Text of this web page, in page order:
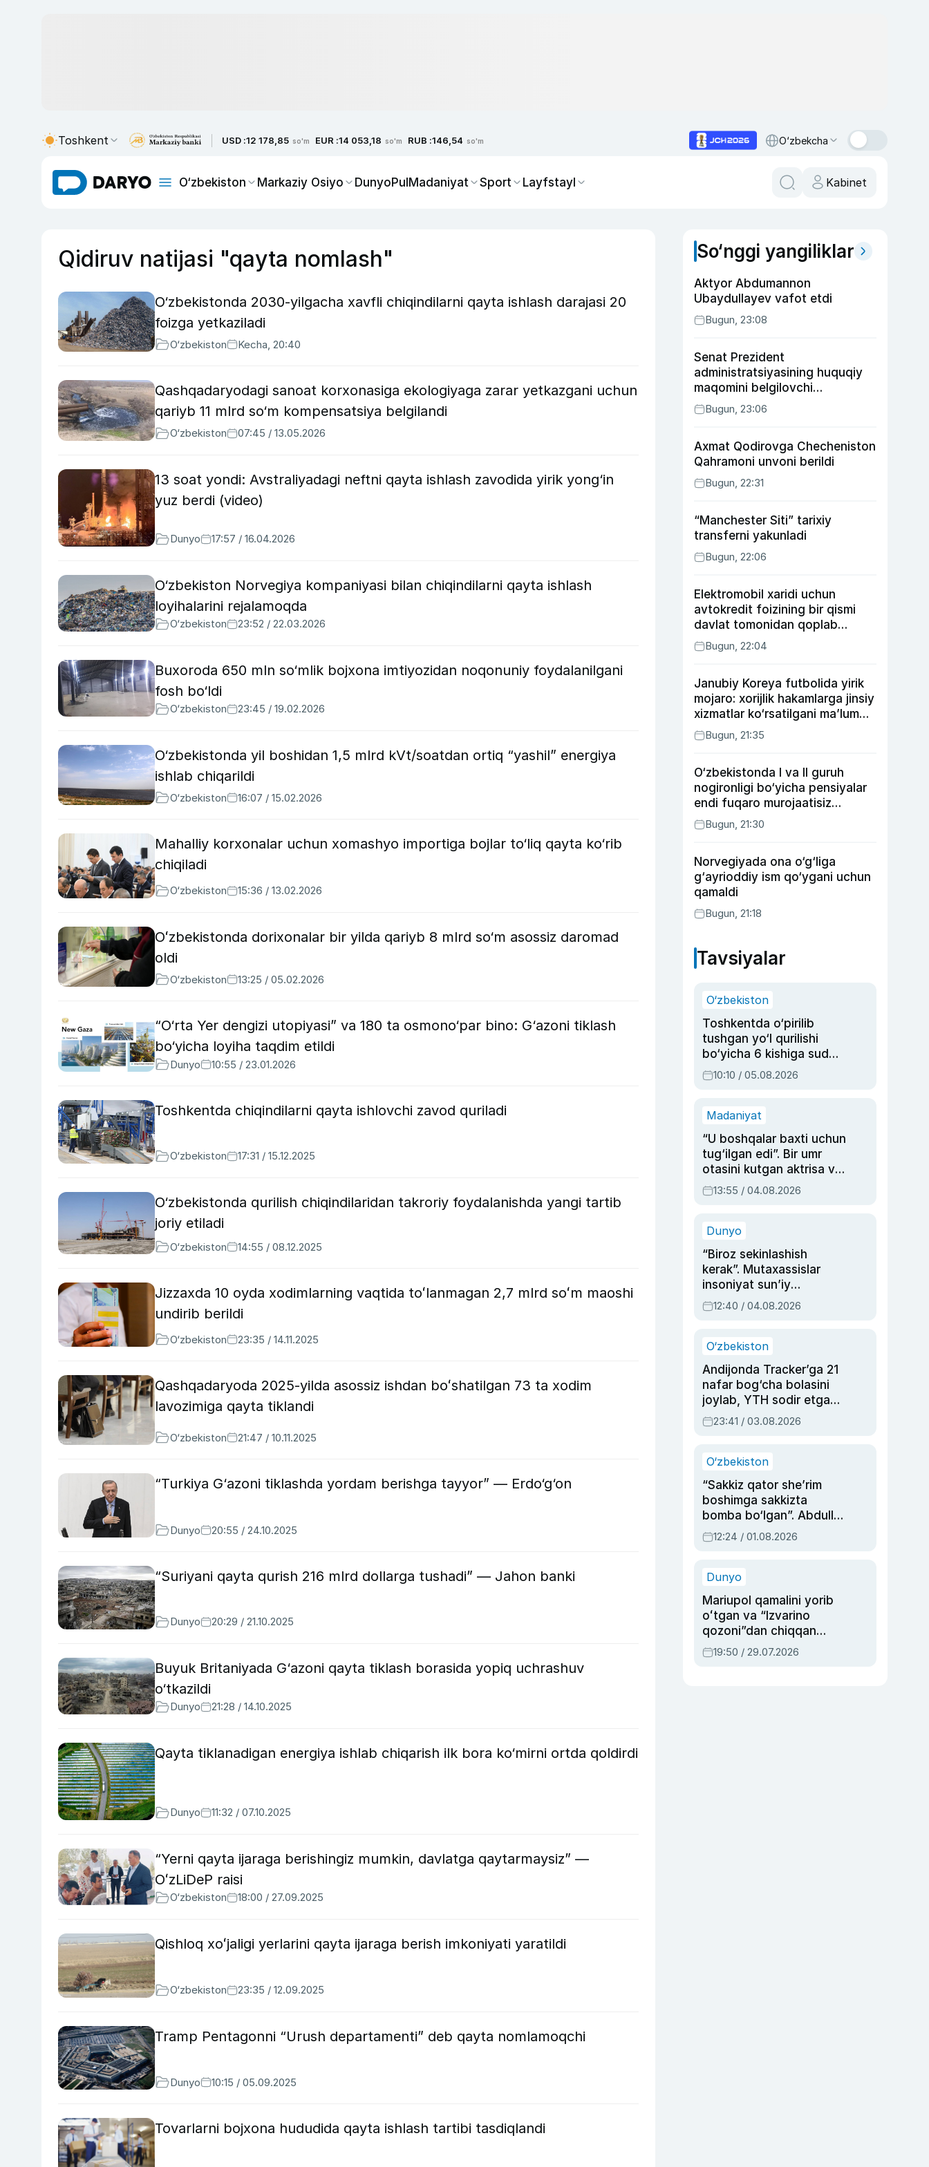
Toshkent USD :12 178,85 so'm EUR :14 053,18 so'm RUB :146,54 so'm O‘zbekcha
O‘zbekiston Markaziy Osiyo DunyoPulMadaniyat Sport Layfstayl Kabinet
Qidiruv natijasi "qayta nomlash"
O‘zbekistonda 2030-yilgacha xavfli chiqindilarni qayta ishlash darajasi 20
foizga yetkaziladi
O‘zbekiston Kecha, 20:40
Qashqadaryodagi sanoat korxonasiga ekologiyaga zarar yetkazgani uchun
qariyb 11 mlrd so‘m kompensatsiya belgilandi
O‘zbekiston 07:45 / 13.05.2026
13 soat yondi: Avstraliyadagi neftni qayta ishlash zavodida yirik yong‘in
yuz berdi (video)
Dunyo 17:57 / 16.04.2026
O‘zbekiston Norvegiya kompaniyasi bilan chiqindilarni qayta ishlash
loyihalarini rejalamoqda
O‘zbekiston 23:52 / 22.03.2026
Buxoroda 650 mln so‘mlik bojxona imtiyozidan noqonuniy foydalanilgani
fosh bo‘ldi
O‘zbekiston 23:45 / 19.02.2026
O‘zbekistonda yil boshidan 1,5 mlrd kVt/soatdan ortiq “yashil” energiya
ishlab chiqarildi
O‘zbekiston 16:07 / 15.02.2026
Mahalliy korxonalar uchun xomashyo importiga bojlar to‘liq qayta ko‘rib
chiqiladi
O‘zbekiston 15:36 / 13.02.2026
Oʻzbekistonda dorixonalar bir yilda qariyb 8 mlrd so‘m asossiz daromad
oldi
O‘zbekiston 13:25 / 05.02.2026
“O‘rta Yer dengizi utopiyasi” va 180 ta osmono‘par bino: G‘azoni tiklash
bo‘yicha loyiha taqdim etildi
Dunyo 10:55 / 23.01.2026
Toshkentda chiqindilarni qayta ishlovchi zavod quriladi
O‘zbekiston 17:31 / 15.12.2025
O‘zbekistonda qurilish chiqindilaridan takroriy foydalanishda yangi tartib
joriy etiladi
O‘zbekiston 14:55 / 08.12.2025
Jizzaxda 10 oyda xodimlarning vaqtida toʻlanmagan 2,7 mlrd soʻm maoshi
undirib berildi
O‘zbekiston 23:35 / 14.11.2025
Qashqadaryoda 2025-yilda asossiz ishdan boʻshatilgan 73 ta xodim
lavozimiga qayta tiklandi
O‘zbekiston 21:47 / 10.11.2025
“Turkiya G‘azoni tiklashda yordam berishga tayyor” — Erdo‘g‘on
Dunyo 20:55 / 24.10.2025
“Suriyani qayta qurish 216 mlrd dollarga tushadi” — Jahon banki
Dunyo 20:29 / 21.10.2025
Buyuk Britaniyada G‘azoni qayta tiklash borasida yopiq uchrashuv
o‘tkazildi
Dunyo 21:28 / 14.10.2025
Qayta tiklanadigan energiya ishlab chiqarish ilk bora ko‘mirni ortda qoldirdi
Dunyo 11:32 / 07.10.2025
“Yerni qayta ijaraga berishingiz mumkin, davlatga qaytarmaysiz” —
OʻzLiDeP raisi
O‘zbekiston 18:00 / 27.09.2025
Qishloq xoʻjaligi yerlarini qayta ijaraga berish imkoniyati yaratildi
O‘zbekiston 23:35 / 12.09.2025
Tramp Pentagonni “Urush departamenti” deb qayta nomlamoqchi
Dunyo 10:15 / 05.09.2025
Tovarlarni bojxona hududida qayta ishlash tartibi tasdiqlandi
So‘nggi yangiliklar
Aktyor Abdu­mannon
Ubaydullayev vafot etdi
Bugun, 23:08
Senat Prezident
administratsiyasining huquqiy
maqomini belgilovchi
konstitutsiyaviy qonunni
ma’qulladi
Bugun, 23:06
Axmat Qodirovga Checheniston
Qahramoni unvoni berildi
Bugun, 22:31
“Manchester Siti” tarixiy
transferni yakunladi
Bugun, 22:06
Elektromobil xaridi uchun
avtokredit foizining bir qismi
davlat tomonidan qoplab
berilishi mumkin
Bugun, 22:04
Janubiy Koreya futbolida yirik
mojaro: xorijlik hakamlarga jinsiy
xizmatlar ko‘rsatilgani ma’lum
qilindi
Bugun, 21:35
O‘zbekistonda I va II guruh
nogironligi bo‘yicha pensiyalar
endi fuqaro murojaatisiz
tayinlanishi mumkin
Bugun, 21:30
Norvegiyada ona o‘g‘liga
g‘ayrioddiy ism qo‘ygani uchun
qamaldi
Bugun, 21:18
Tavsiyalar
O‘zbekiston
Toshkentda o‘pirilib
tushgan yo‘l qurilishi
bo‘yicha 6 kishiga sud
hukmi o‘qildi
10:10 / 05.08.2026
Madaniyat
“U boshqalar baxti uchun
tug‘ilgan edi”. Bir umr
otasini kutgan aktrisa va
dublyaj ustasi Rimma
Ahmedovaning
13:55 / 04.08.2026
Dunyo
“Biroz sekinlashish
kerak”. Mutaxassislar
insoniyat sun’iy
intellektni boshqara
olmay qolishidan xavotir
12:40 / 04.08.2026
O‘zbekiston
Andijonda Tracker’ga 21
nafar bog‘cha bolasini
joylab, YTH sodir etgan
ayolga sud hukmi o‘qildi
23:41 / 03.08.2026
O‘zbekiston
“Sakkiz qator she’rim
boshimga sakkizta
bomba bo‘lgan”. Abdulla
Oripovni siyosiy
ayblovlardan asrab
12:24 / 01.08.2026
Dunyo
Mariupol qamalini yorib
oʻtgan va “Izvarino
qozoni”dan chiqqan
qahramon — Ukraina
armiyasi bosh
19:50 / 29.07.2026